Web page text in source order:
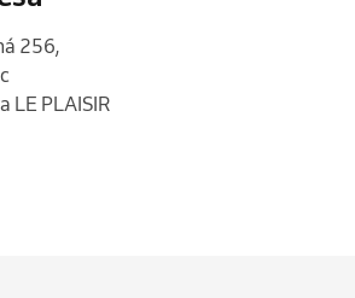
256,
LE PLAISIR